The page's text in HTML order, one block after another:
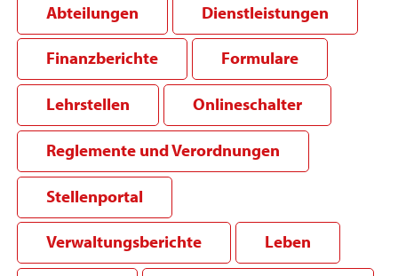
Abteilungen Dienstleistungen
Finanzberichte Formulare
Lehrstellen Onlineschalter
Reglemente und Verordnungen
Stellenportal
Verwaltungsberichte Leben